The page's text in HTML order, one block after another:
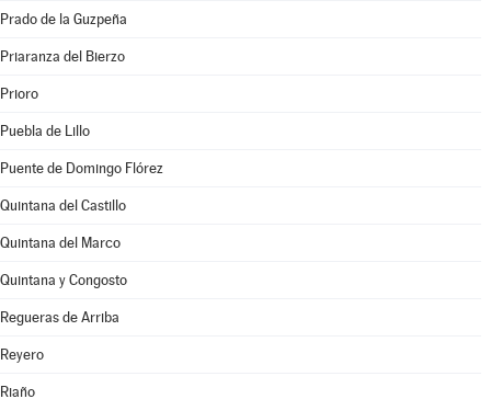
Prado de la Guzpeña
Priaranza del Bierzo
Prioro
Puebla de Lillo
Puente de Domingo Flórez
Quintana del Castillo
Quintana del Marco
Quintana y Congosto
Regueras de Arriba
Reyero
Riaño